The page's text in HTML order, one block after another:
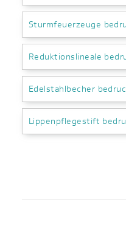
Sturmfeuerzeuge
Reduktionslineale
Edelstahlbecher
Lippenpflegestift